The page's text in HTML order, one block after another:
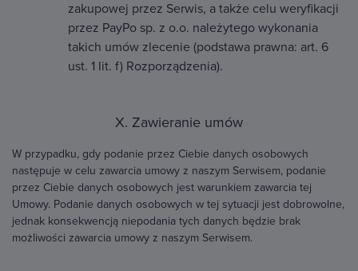
zakupowej przez Serwis, a także celu weryfikacji
przez PayPo sp. z o.o. należytego wykonania
takich umów zlecenie (podstawa prawna: art. 6
ust. 1 lit. f) Rozporządzenia).
X. Zawieranie umów
W przypadku, gdy podanie przez Ciebie danych osobowych
następuje w celu zawarcia umowy z naszym Serwisem, podanie
przez Ciebie danych osobowych jest warunkiem zawarcia tej
Umowy. Podanie danych osobowych w tej sytuacji jest dobrowolne,
jednak konsekwencją niepodania tych danych będzie brak
możliwości zawarcia umowy z naszym Serwisem.